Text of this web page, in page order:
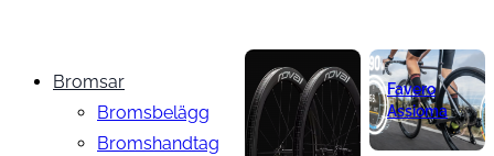
Bromsar
Bromsbelägg
Bromshandtag
Favero
Assioma